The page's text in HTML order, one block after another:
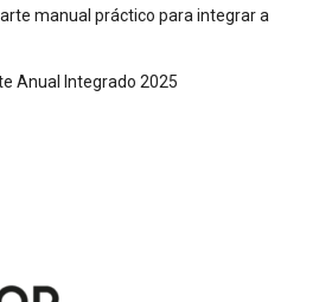
manual práctico para integrar a
Anual Integrado 2025